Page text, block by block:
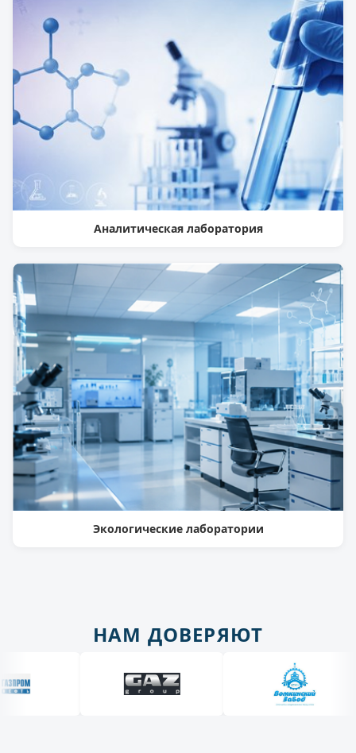
Аналитическая лаборатория
Экологические лаборатории
НАМ ДОВЕРЯЮТ